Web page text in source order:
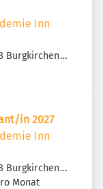
Inn
Burgkirchen
in 2027
Inn
Burgkirchen
Monat